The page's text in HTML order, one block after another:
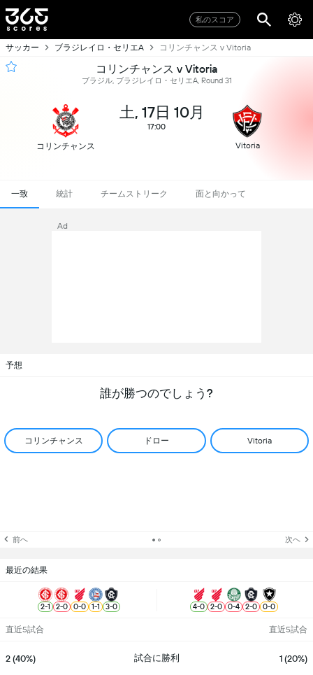
私のスコア
サッカー ブラジレイロ・セリエA コリンチャンス v Vitoria
コリンチャンス v Vitoria
ブラジル, ブラジレイロ・セリエA, Round 31
コリンチャンス
土, 17日 10月
17:00
Vitoria
一致 統計 チームストリーク 面と向かって
Ad
予想
誰が勝つのでしょう?
コリンチャンス ドロー Vitoria
前へ 次へ
最近の結果
2-1 2-0 0-0 1-1 3-0 4-0 2-0 0-4 2-0 0-0
直近5試合 直近5試合
2 (40%) 試合に勝利 1 (20%)